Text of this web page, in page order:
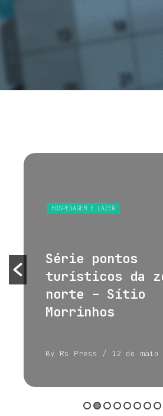
HOSPEDAGEM E LAZER
Série pontos
turísticos da
norte – Sítio
Morrinhos
By Rs Press / 12 de maio